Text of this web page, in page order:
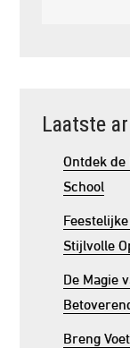
Laatste
Ontdek
School
Stijlvolle
De Magie
Breng